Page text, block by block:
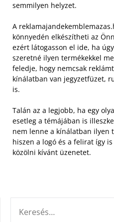
semmilyen helyzet.
A
könnyedén elkészítheti az
ezért látogasson el ide, ha
szeretné ilyen termékekkel
feledje, hogy nemcsak
kínálatban van jegyzetfüzet,
is.
Talán az a legjobb, ha egy
esetleg a témájában is
nem lenne a kínálatban ilyen
hiszen a logó és a felirat így
közölni kívánt üzenetet.